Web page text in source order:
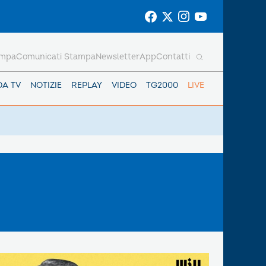
TV NOTIZIE REPLAY VIDEO TG2000 LIVE
Comunicati StampaNewsletterAppContatti